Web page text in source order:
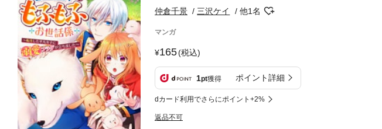
仲倉千景 三沢ケイ 他1名
マンガ
165(税込)
1pt獲得 ポイント詳細
dカード利用でさらにポイント+2%
返品不可